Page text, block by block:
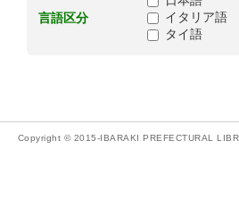
言語区分
イタリア語
タイ語
Copyright © 2015-IBARAKI PREFECTURAL